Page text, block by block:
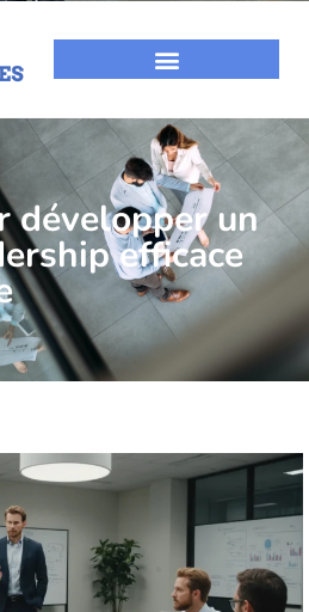
développer un
efficace